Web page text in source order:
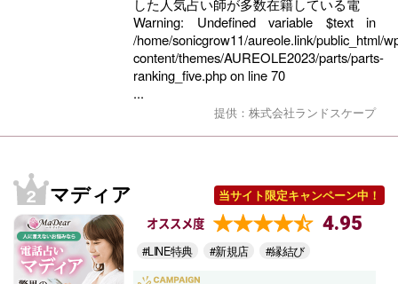
した人気占い師が多数在籍している電
Warning: Undefined variable $text in
/home/sonicgrow11/aureole.link/public_html/
content/themes/AUREOLE2023/parts/parts-
ranking_five.phpon line70
...
提供：株式会社ランドスケープ
マディア 当サイト限定キャンペーン中！
オススメ度 4.95
#LINE特典 #新規店 #縁結び